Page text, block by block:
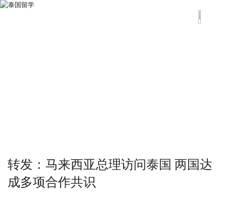
转发：马来西亚总理访问泰国 两国达
成多项合作共识